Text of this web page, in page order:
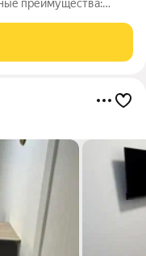
преимущества:
более 10